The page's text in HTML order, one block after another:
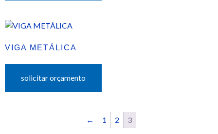
VIGA METÁLICA
solicitar orçamento
← 1 2 3